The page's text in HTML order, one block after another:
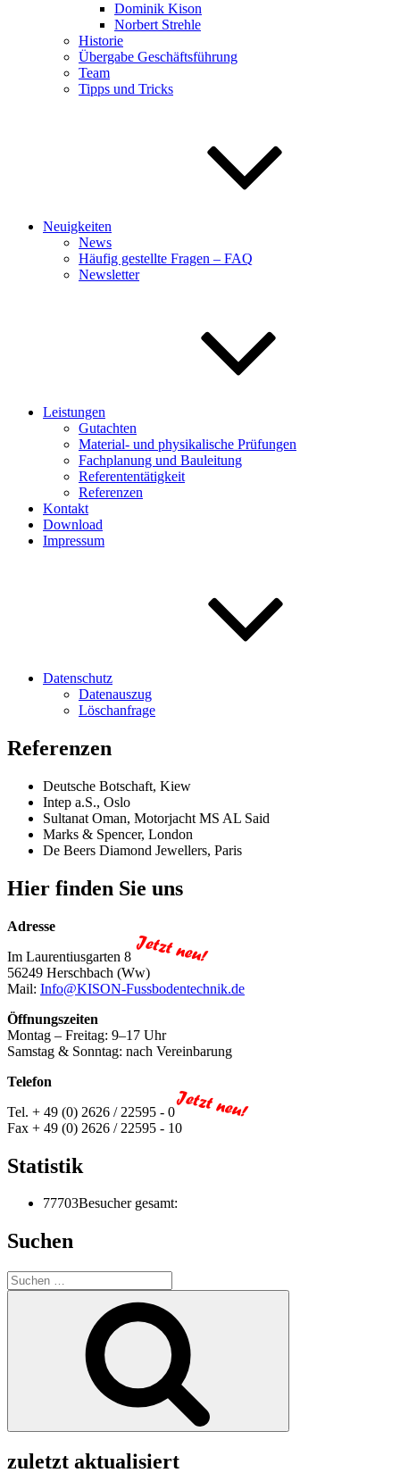
Dominik Kison
Norbert Strehle
Historie
Übergabe Geschäftsführung
Team
Tipps und Tricks
Neuigkeiten
News
Häufig gestellte Fragen – FAQ
Newsletter
Leistungen
Gutachten
Material- und physikalische Prüfungen
Fachplanung und Bauleitung
Referententätigkeit
Referenzen
Kontakt
Download
Impressum
Datenschutz
Datenauszug
Löschanfrage
Referenzen
Deutsche Botschaft, Kiew
Intep a.S., Oslo
Sultanat Oman, Motorjacht MS AL Said
Marks & Spencer, London
De Beers Diamond Jewellers, Paris
Hier finden Sie uns
Adresse
Im Laurentiusgarten 8
56249 Herschbach (Ww)
Mail: Info@KISON-Fussbodentechnik.de
Öffnungszeiten
Montag – Freitag: 9–17 Uhr
Samstag & Sonntag: nach Vereinbarung
Telefon
Tel. + 49 (0) 2626 / 22595 - 0
Fax + 49 (0) 2626 / 22595 - 10
Statistik
77703Besucher gesamt:
Suchen
Suchen
nach:
zuletzt aktualisiert